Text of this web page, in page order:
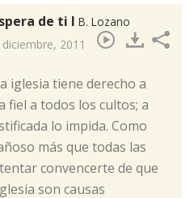
de ti I B. Lozano
diciembre, 2011
iglesia tiene derecho a
fiel a todos los cultos; a
lo impida. Como
más que todas las
convencerte de que
son causas